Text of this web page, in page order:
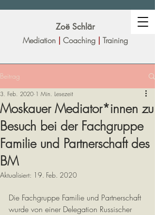
Zoë Schlär
Mediation | Coaching | Training
Beitrag
Moskauer Mediator*innen zu
Besuch bei der Fachgruppe
Familie und Partnerschaft des
BM
3. Feb. 2020 1 Min. Lesezeit
Aktualisiert: 19. Feb. 2020
Die Fachgruppe Familie und Partnerschaft
wurde von einer Delegation Russischer